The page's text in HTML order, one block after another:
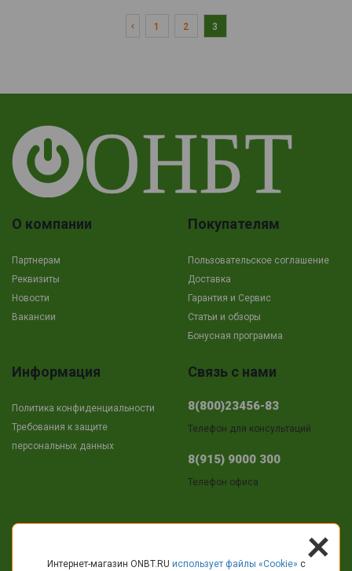
1 2 3
О компании
Партнерам
Реквизиты
Новости
Вакансии
Покупателям
Пользовательское соглашение
Доставка
Гарантия и Сервис
Cтатьи и обзоры
Бонусная программа
Информация
Политика конфиденциальности
Требования к защите
персональных данных
Связь с нами
8(800)23456-83
Телефон для консультаций
8(915) 9000 300
Телефон офиса
+
Интернет-магазин ONBT.RU использует файлы «Сookie» с